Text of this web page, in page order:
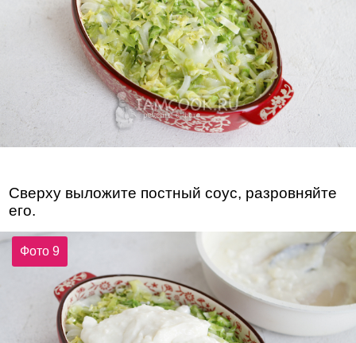
Сверху выложите постный соус, разровняйте
его.
Фото 9